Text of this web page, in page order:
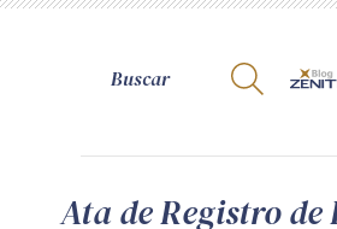
A Zênite
Ata de Registro de